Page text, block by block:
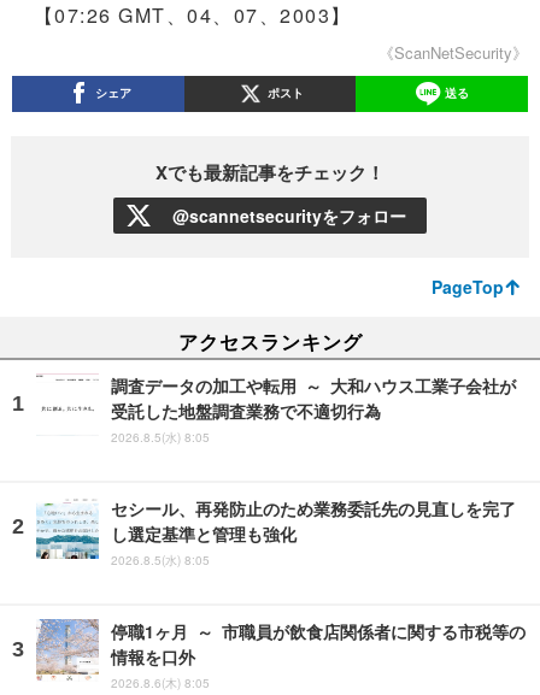
【07:26 GMT、04、07、2003】
《ScanNetSecurity》
シェア ポスト 送る
Xでも最新記事をチェック！
@scannetsecurityをフォロー
PageTop
アクセスランキング
調査データの加工や転用 ～ 大和ハウス工業子会社が
受託した地盤調査業務で不適切行為
2026.8.5(水) 8:05
セシール、再発防止のため業務委託先の見直しを完了
し選定基準と管理も強化
2026.8.5(水) 8:05
停職1ヶ月 ～ 市職員が飲食店関係者に関する市税等の
情報を口外
2026.8.6(木) 8:05